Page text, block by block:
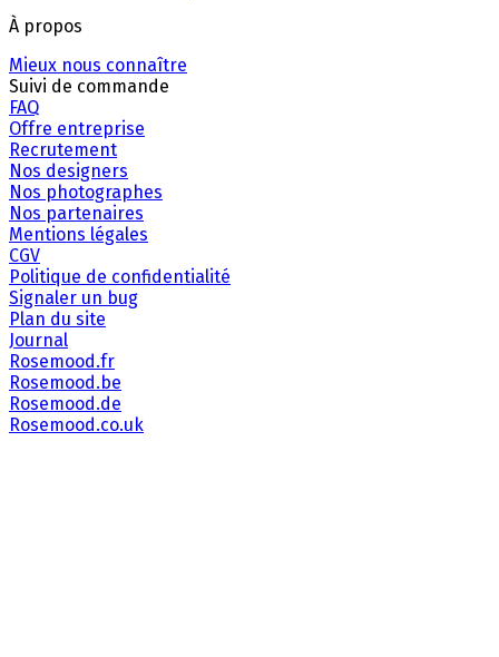
À propos
Mieux nous connaître
Suivi de commande
FAQ
Offre entreprise
Recrutement
Nos designers
Nos photographes
Nos partenaires
Mentions légales
CGV
Politique de confidentialité
Signaler un bug
Plan du site
Journal
Rosemood.fr
Rosemood.be
Rosemood.de
Rosemood.co.uk